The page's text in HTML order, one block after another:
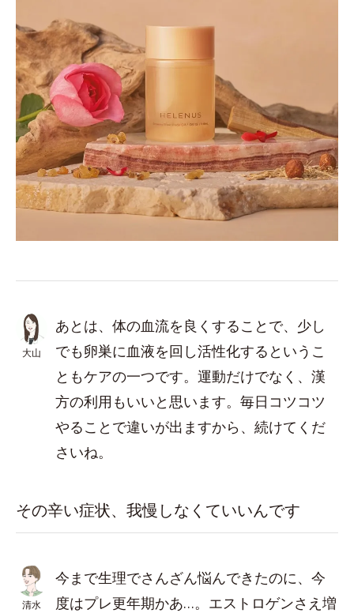
大山
あとは、体の血流を良くすることで、少し
でも卵巣に血液を回し活性化するというこ
ともケアの一つです。運動だけでなく、漢
方の利用もいいと思います。毎日コツコツ
やることで違いが出ますから、続けてくだ
さいね。
その辛い症状、我慢しなくていいんです
清水
今まで生理でさんざん悩んできたのに、今
度はプレ更年期かあ…。エストロゲンさえ増